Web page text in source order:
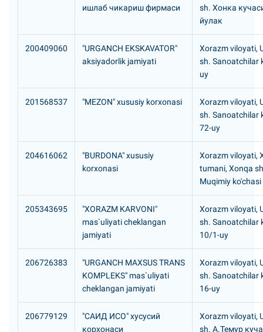
ишлаб чикариш фирмаси
sh. Хонка
йулак
200409060
"URGANCH EKSKAVATOR"
aksiyadorlik jamiyati
Xorazm viloyati,
sh. Sanoatchilar
uy
201568537 "MEZON" xususiy korxonasi
Xorazm viloyati,
sh. Sanoatchilar
72-uy
204616062
"BURDONA" xususiy
korxonasi
Xorazm viloyati,
tumani, Xonqa
Muqimiy
205343695
"XORAZM KARVONI"
mas`uliyati cheklangan
jamiyati
Xorazm viloyati,
sh. Sanoatchilar
10/1-uy
206726383
"URGANCH MAXSUS TRANS
KOMPLEKS" mas`uliyati
cheklangan jamiyati
Xorazm viloyati,
sh. Sanoatchilar
16-uy
206779129
"САИД ИСО" хусусий
корхонаси
Xorazm viloyati,
sh. А.Темур